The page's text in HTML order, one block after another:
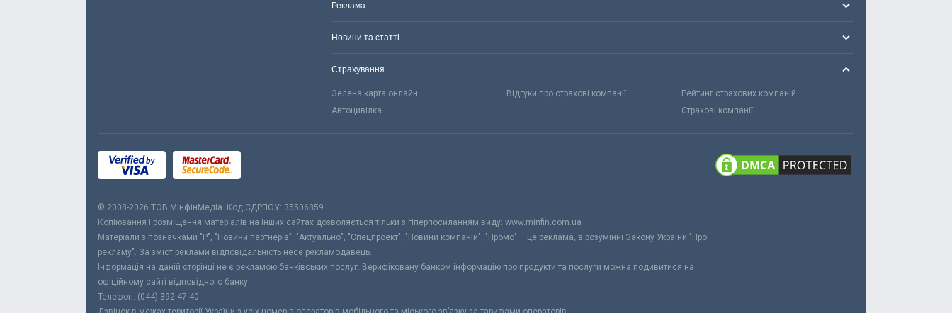
Реклама
Новини та статті
Страхування
Зелена карта онлайн Відгуки про страхові компанії
Рейтинг страхових компаній
Автоцивілка
Страхові компанії
© 2008-2026 ТОВ МiнфiнМедiа. Код ЄДРПОУ: 35506859
Копіювання і розміщення матеріалів на інших сайтах дозволяється тільки з гіперпосиланням виду: www.minfin.com.ua
Матеріали з позначками "Р", "Новини партнерів", "Актуально", "Спецпроект", "Новини компаній", "Промо" – це реклама, в розумінні Закону України "Про
рекламу". За зміст реклами відповідальність несе рекламодавець.
Інформація на даній сторінці не є рекламою банківських послуг. Верифіковану банком інформацію про продукти та послуги можна подивитися на
офіційному сайті відповідного банку.
Телефон: (044) 392-47-40